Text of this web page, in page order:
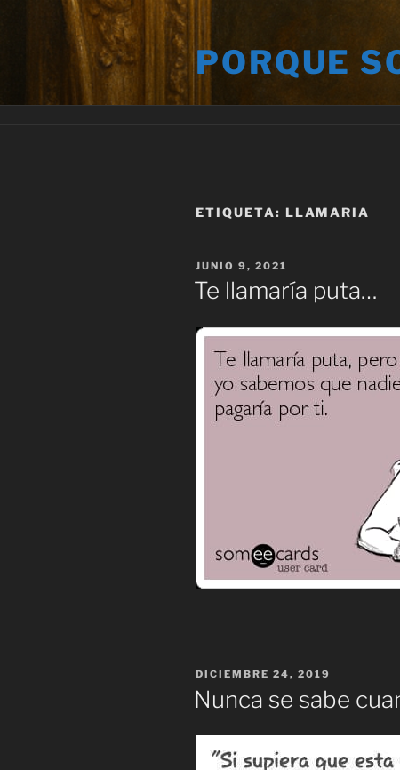
PORQUE
ETIQUETA: LLAMARIA
PUBLICADO
EL
JUNIO 9, 2021
Te llamaría puta…
PUBLICADO
DICIEMBRE 24, 2019
Nunca se sabe